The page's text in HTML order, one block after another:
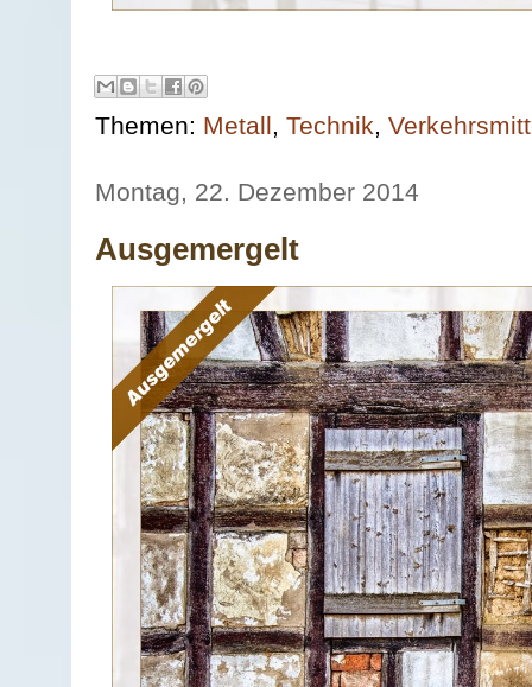
Themen: Metall, Technik,
Montag, 22. Dezember 2014
Ausgemergelt